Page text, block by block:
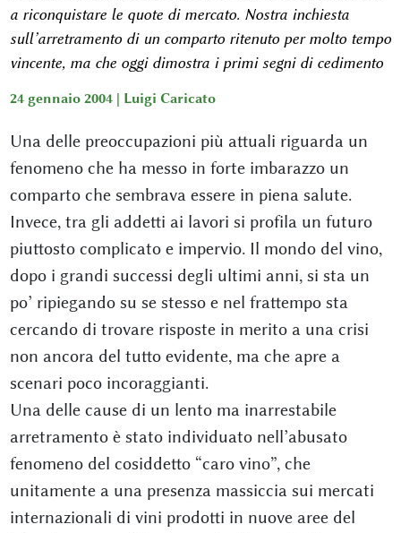
a riconquistare le quote di mercato. Nostra inchiesta
sull’arretramento di un comparto ritenuto per molto tempo
vincente, ma che oggi dimostra i primi segni di cedimento
24 gennaio 2004 | Luigi Caricato
Una delle preoccupazioni più attuali riguarda un
fenomeno che ha messo in forte imbarazzo un
comparto che sembrava essere in piena salute.
Invece, tra gli addetti ai lavori si profila un futuro
piuttosto complicato e impervio. Il mondo del vino,
dopo i grandi successi degli ultimi anni, si sta un
po’ ripiegando su se stesso e nel frattempo sta
cercando di trovare risposte in merito a una crisi
non ancora del tutto evidente, ma che apre a
scenari poco incoraggianti.
Una delle cause di un lento ma inarrestabile
arretramento è stato individuato nell’abusato
fenomeno del cosiddetto “caro vino”, che
unitamente a una presenza massiccia sui mercati
internazionali di vini prodotti in nuove aree del